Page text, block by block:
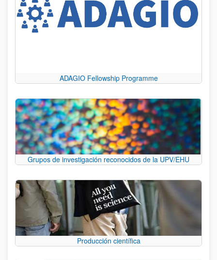
ADAGIO Fellowship Programme
Grupos de investigación reconocidos de la UPV/EHU
Producción científica